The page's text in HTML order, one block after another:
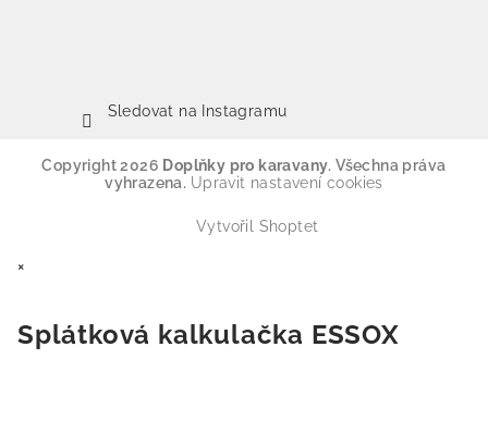
Sledovat na Instagramu
Copyright 2026 Doplňky pro karavany. Všechna práva
vyhrazena. Upravit nastavení cookies
Vytvořil Shoptet
×
Splátková kalkulačka ESSOX